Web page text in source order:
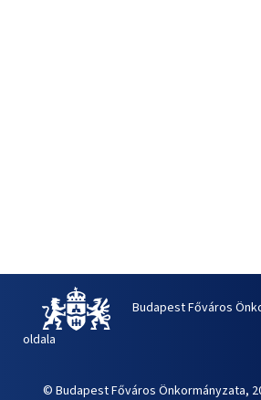
Budapest Főváros
oldala
© Budapest Főváros Önkormányzata,